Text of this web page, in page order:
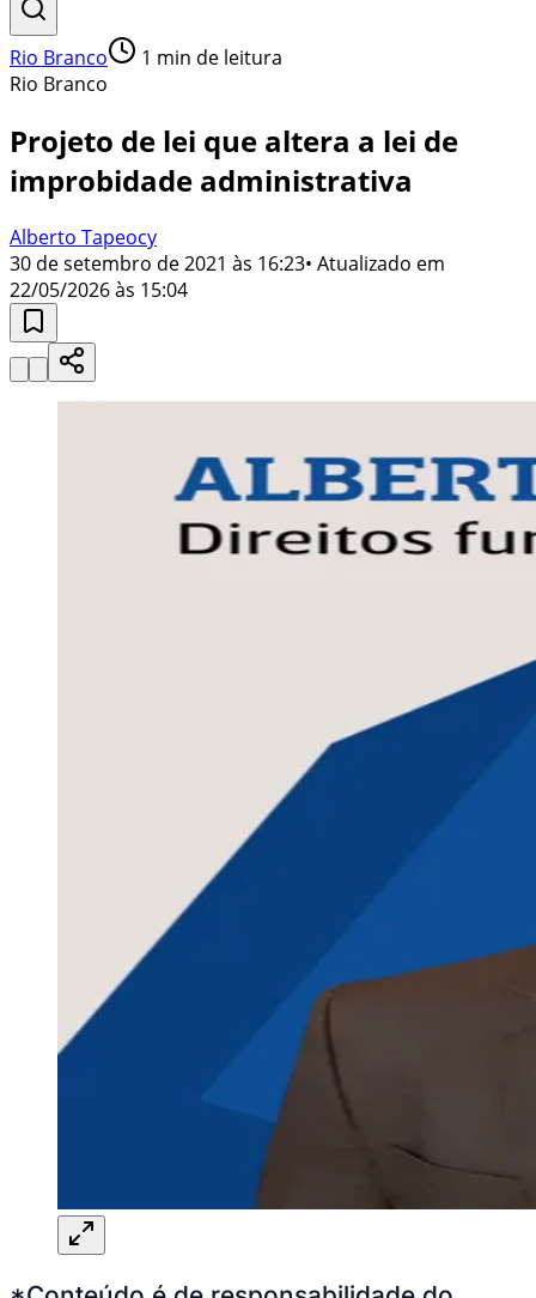
Rio Branco 1 min de leitura
Rio Branco
Projeto de lei que altera a lei de
improbidade administrativa
Alberto Tapeocy
30 de setembro de 2021 às 16:23• Atualizado em
22/05/2026 às 15:04